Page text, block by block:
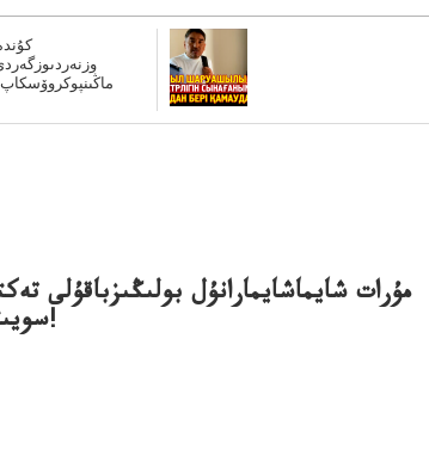
مۇرات شايماشايمارانۇل بولىڭىزباقۇلى
سويىتەكتىقابدەشاعا!